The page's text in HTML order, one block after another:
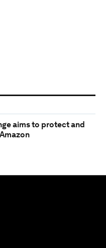
aims to protect and